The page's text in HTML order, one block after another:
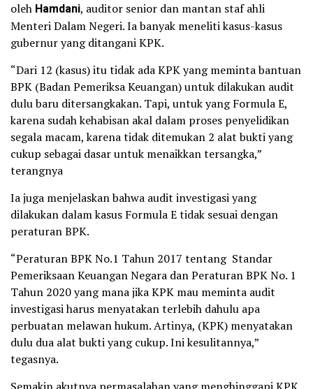
oleh Hamdani, auditor senior dan mantan staf ahli
Menteri Dalam Negeri. Ia banyak meneliti kasus-kasus
gubernur yang ditangani KPK.
“Dari 12 (kasus) itu tidak ada KPK yang meminta bantuan
BPK (Badan Pemeriksa Keuangan) untuk dilakukan audit
dulu baru ditersangkakan. Tapi, untuk yang Formula E,
karena sudah kehabisan akal dalam proses penyelidikan
segala macam, karena tidak ditemukan 2 alat bukti yang
cukup sebagai dasar untuk menaikkan tersangka,”
terangnya
Ia juga menjelaskan bahwa audit investigasi yang
dilakukan dalam kasus Formula E tidak sesuai dengan
peraturan BPK.
“Peraturan BPK No.1 Tahun 2017 tentang Standar
Pemeriksaan Keuangan Negara dan Peraturan BPK No. 1
Tahun 2020 yang mana jika KPK mau meminta audit
investigasi harus menyatakan terlebih dahulu apa
perbuatan melawan hukum. Artinya, (KPK) menyatakan
dulu dua alat bukti yang cukup. Ini kesulitannya,”
tegasnya.